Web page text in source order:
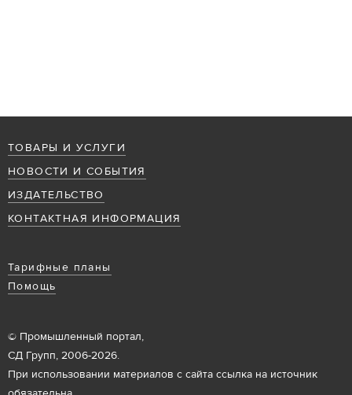
ТОВАРЫ И УСЛУГИ
НОВОСТИ И СОБЫТИЯ
ИЗДАТЕЛЬСТВО
КОНТАКТНАЯ ИНФОРМАЦИЯ
Тарифные планы
Помощь
© Промышленный портал,
СД Групп, 2006-2026.
При использовании материалов с сайта ссылка на источник